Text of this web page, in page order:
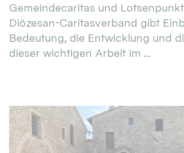
Gemeindecaritas und
Diözesan-Caritasverband gibt
Bedeutung, die Entwicklung und
dieser wichtigen Arbeit im ...